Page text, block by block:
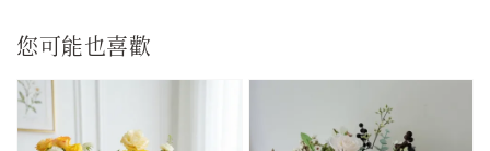
您可能也喜歡